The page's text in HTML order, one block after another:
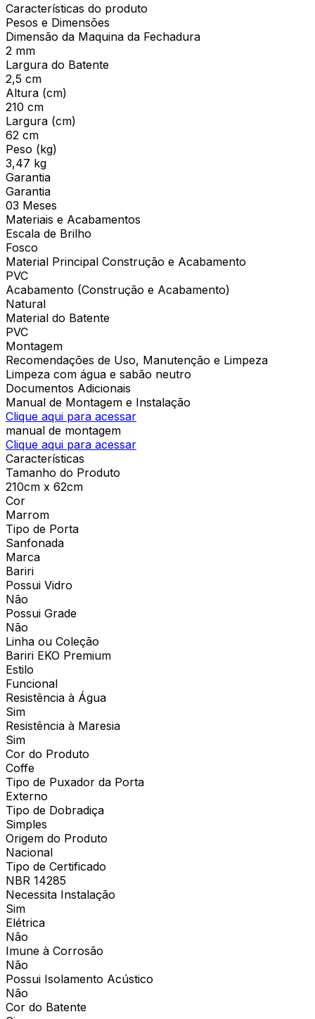
Características do produto
Pesos e Dimensões
Dimensão da Maquina da Fechadura
2 mm
Largura do Batente
2,5 cm
Altura (cm)
210 cm
Largura (cm)
62 cm
Peso (kg)
3,47 kg
Garantia
Garantia
03 Meses
Materiais e Acabamentos
Escala de Brilho
Fosco
Material Principal Construção e Acabamento
PVC
Acabamento (Construção e Acabamento)
Natural
Material do Batente
PVC
Montagem
Recomendações de Uso, Manutenção e Limpeza
Limpeza com água e sabão neutro
Documentos Adicionais
Manual de Montagem e Instalação
Clique aqui para acessar
manual de montagem
Clique aqui para acessar
Características
Tamanho do Produto
210cm x 62cm
Cor
Marrom
Tipo de Porta
Sanfonada
Marca
Bariri
Possui Vidro
Não
Possui Grade
Não
Linha ou Coleção
Bariri EKO Premium
Estilo
Funcional
Resistência à Água
Sim
Resistência à Maresia
Sim
Cor do Produto
Coffe
Tipo de Puxador da Porta
Externo
Tipo de Dobradiça
Simples
Origem do Produto
Nacional
Tipo de Certificado
NBR 14285
Necessita Instalação
Sim
Elétrica
Não
Imune à Corrosão
Não
Possui Isolamento Acústico
Não
Cor do Batente